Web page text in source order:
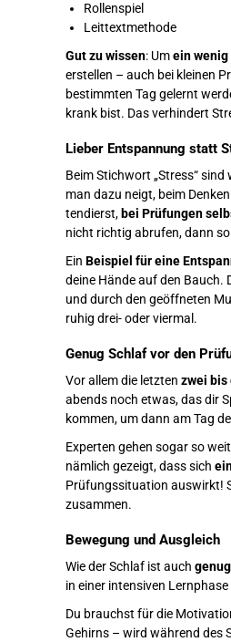
Rollenspiel
Leittextmethode
Gut zu wissen: Umein wenig
erstellen – auch bei kleinen
bestimmten Tag gelernt
krank bist. Das verhindert
Lieber Entspannung statt
Beim Stichwort „Stress“
man dazu neigt, beim
tendierst, bei Prüfungen
nicht richtig abrufen, dann
Ein Beispiel für eine
deine Hände auf den Bauch.
und durch den geöffneten
ruhig drei- oder viermal.
Genug Schlaf vor den
Vor allem die letzten zwei bis
abends noch etwas, das dir
kommen, um dann am Tag
Experten gehen sogar so
nämlich gezeigt, dass sich
Prüfungssituation auswirkt!
zusammen.
Bewegung und Ausgleich
Wie der Schlaf ist auch
in einer intensiven
Du brauchst für die
Gehirns – wird während des